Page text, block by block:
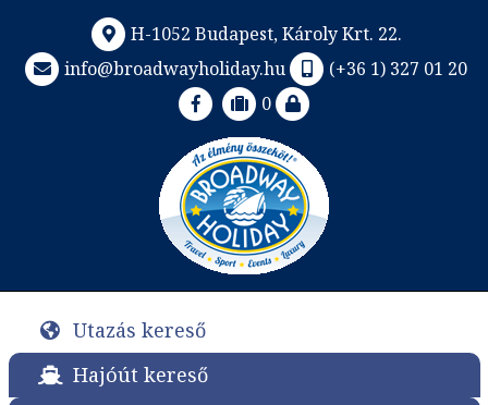
H-1052 Budapest, Károly Krt. 22.
info@broadwayholiday.hu
(+36 1) 327 01 20
0
Utazás kereső
Hajóút kereső